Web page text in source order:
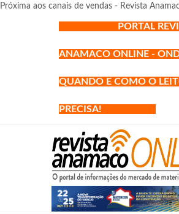
Próxima aos canais de vendas - Revista
PORTAL
ANAMACO ONLINE -
QUANDO E COMO O
PRECISA!